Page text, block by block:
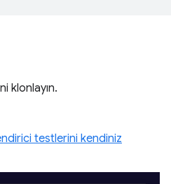
klonlayın.
testlerini kendiniz